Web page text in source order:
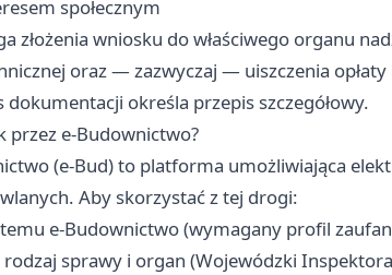
społecznym
złożenia wniosku do właściwego organu
oraz — zazwyczaj — uiszczenia opłaty
określa przepis szczegółowy.
przez e-Budownictwo?
(e-Bud) to platforma umożliwiająca
Aby skorzystać z tej drogi:
e-Budownictwo (wymagany profil
rodzaj sprawy i organ (Wojewódzki